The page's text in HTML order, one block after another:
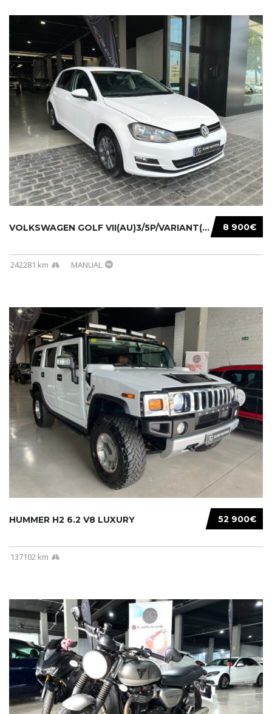
8 900€
VOLKSWAGEN GOLF VII(AU)3/5P/VARIANT(12-16 20...
242281 km MANUAL
52 900€
HUMMER H2 6.2 V8 LUXURY
137102 km